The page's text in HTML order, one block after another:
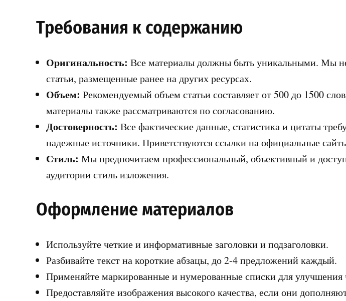
Требования к содержанию
Оригинальность: Все материалы должны быть уникальными. Мы
статьи, размещенные ранее на других ресурсах.
Объем: Рекомендуемый объем статьи составляет от 500 до 1500
материалы также рассматриваются по согласованию.
Достоверность: Все фактические данные, статистика и цитаты
надежные источники. Приветствуются ссылки на официальные
Стиль: Мы предпочитаем профессиональный, объективный и
аудитории стиль изложения.
Оформление материалов
Используйте четкие и информативные заголовки и подзаголовки.
Разбивайте текст на короткие абзацы, до 2-4 предложений каждый.
Применяйте маркированные и нумерованные списки для улучшения
Предоставляйте изображения высокого качества, если они